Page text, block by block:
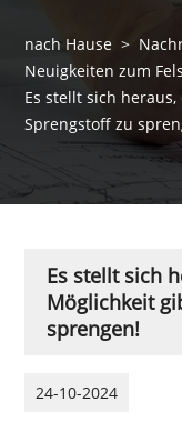
nach Hause >
Neuigkeiten zum
Es stellt sich
Sprengstoff zu
Es stellt sich
Möglichkeit
sprengen!
24-10-2024